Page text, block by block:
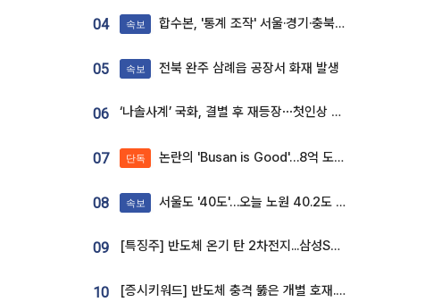
04 속보 합수본, '통계 조작' 서울·경기·충북 선관위 등 추가 압수수색
05 속보 전북 완주 삼례읍 공장서 화재 발생
06 ‘나솔사계’ 국화, 결별 후 재등장⋯첫인상 투표 휩쓸고 ‘인기녀’ 등극
07 단독 논란의 'Busan is Good'…8억 도시브랜드, 용산 대통령실 CI 업체가 수행
08 속보 서울도 '40도'…오늘 노원 40.2도 기록
09 [특징주] 반도체 온기 탄 2차전지...삼성SDI, 장 초반 7% 넘게 껑충
10 [증시키워드] 반도체 충격 뚫은 개별 호재...포스코퓨처엠·에코프로·한화솔루션 '눈길'